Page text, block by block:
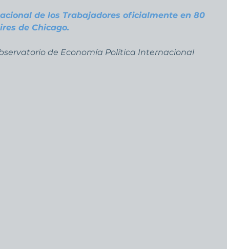
de los Trabajadores oficialmente en 80
de Chicago.
de Economía Política Internacional